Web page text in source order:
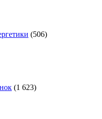
(506)
(1 623)